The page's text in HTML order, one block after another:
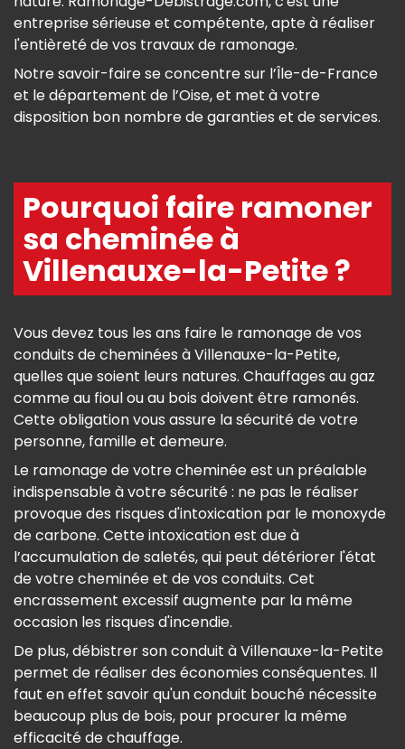
entreprise sérieuse et compétente, apte à réaliser
l'entièreté de vos travaux de ramonage.
Notre savoir-faire se concentre sur l’Île-de-France
et le département de l’Oise, et met à votre
disposition bon nombre de garanties et de services.
Pourquoi faire ramoner
sa cheminée à
Villenauxe-la-Petite ?
Vous devez tous les ans faire le ramonage de vos
conduits de cheminées à Villenauxe-la-Petite,
quelles que soient leurs natures. Chauffages au gaz
comme au fioul ou au bois doivent être ramonés.
Cette obligation vous assure la sécurité de votre
personne, famille et demeure.
Le ramonage de votre cheminée est un préalable
indispensable à votre sécurité : ne pas le réaliser
provoque des risques d'intoxication par le monoxyde
de carbone. Cette intoxication est due à
l’accumulation de saletés, qui peut détériorer l'état
de votre cheminée et de vos conduits. Cet
encrassement excessif augmente par la même
occasion les risques d'incendie.
De plus, débistrer son conduit à Villenauxe-la-Petite
permet de réaliser des économies conséquentes. Il
faut en effet savoir qu'un conduit bouché nécessite
beaucoup plus de bois, pour procurer la même
efficacité de chauffage.